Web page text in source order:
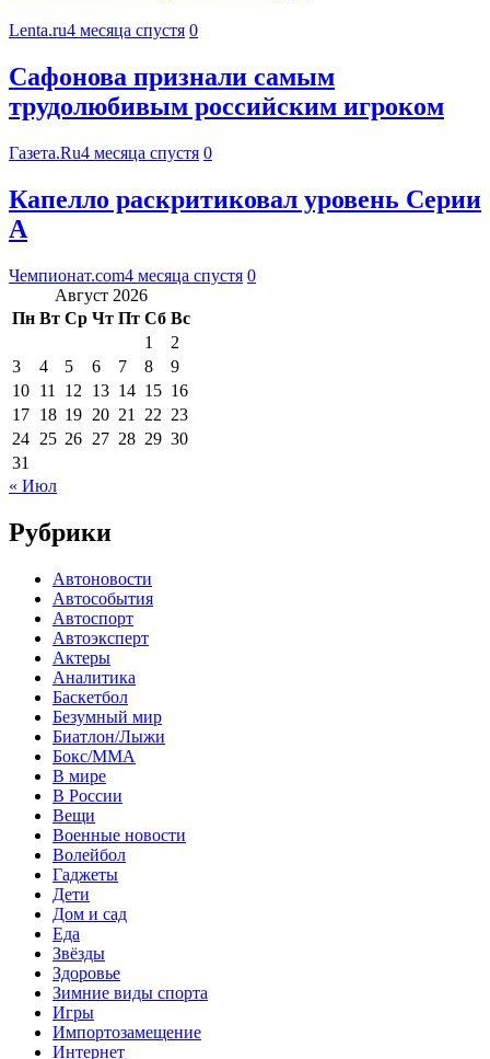
Lenta.ru4 месяца спустя 0
Сафонова признали самым
трудолюбивым российским игроком
Газета.Ru4 месяца спустя 0
Капелло раскритиковал уровень Серии
А
Чемпионат.com4 месяца спустя 0
Август 2026
Пн Вт Ср Чт Пт Сб Вс
1
2
3
4 5 6 7 8
9
10 11 12 13 14 15 16
17 18 19 20 21 22 23
24 25 26 27 28 29 30
31
« Июл
Рубрики
Автоновости
Автособытия
Автоспорт
Автоэксперт
Актеры
Аналитика
Баскетбол
Безумный мир
Биатлон/Лыжи
Бокс/MMA
В мире
В России
Вещи
Военные новости
Волейбол
Гаджеты
Дети
Дом и сад
Еда
Звёзды
Здоровье
Зимние виды спорта
Игры
Импортозамещение
Интернет